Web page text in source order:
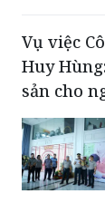
Vụ việc
Huy
sản cho